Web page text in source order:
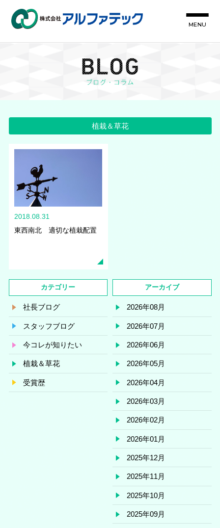
MENU
植栽＆草花
2018.08.31
東西南北 適切な植栽配置
カテゴリー
社長ブログ
スタッフブログ
今コレが知りたい
植栽＆草花
受賞歴
アーカイブ
2026年08月
2026年07月
2026年06月
2026年05月
2026年04月
2026年03月
2026年02月
2026年01月
2025年12月
2025年11月
2025年10月
2025年09月